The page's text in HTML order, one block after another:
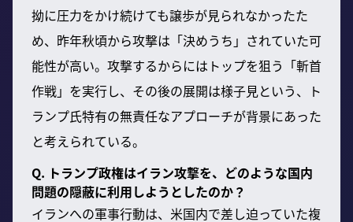
拗に圧力をかけ続けても譲歩が見られなかったた
め、昨年秋頃から攻撃は「決めうち」されていた可
能性が高い。攻撃するからにはトップを狙う「斬首
作戦」を実行し、その後の展開は様子見という、ト
ランプ氏特有の無責任なアプローチが背景にあった
と考えられている。
Q. トランプ政権はイラン攻撃を、どのような国内
問題の隠蔽に利用しようとしたのか？
イランへの軍事行動は、米国内で差し迫っていた複